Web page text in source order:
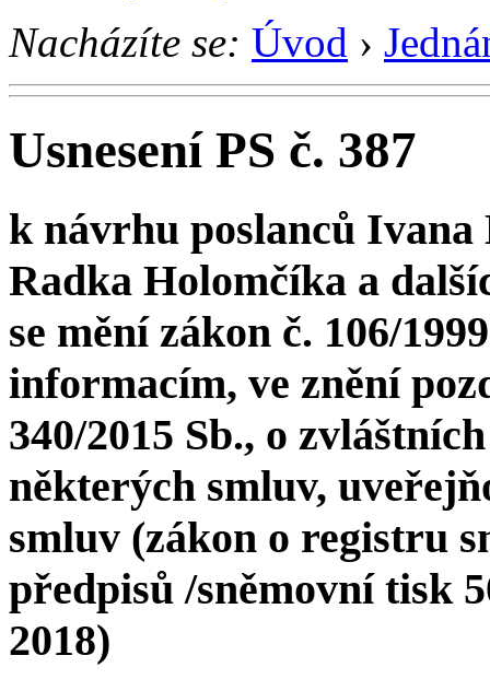
Nacházíte se: Úvod ›
Usnesení PS č. 387
k návrhu poslanců
Radka Holomčíka a
se mění zákon č. 106/
informacím, ve znění
340/2015 Sb., o
některých smluv,
smluv (zákon o registru
předpisů /sněmovní tisk
2018)